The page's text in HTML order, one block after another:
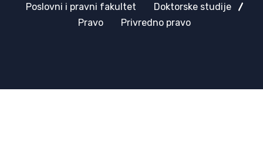
Poslovni i pravni fakultet
Doktorske studije
Pravo
Privredno pravo